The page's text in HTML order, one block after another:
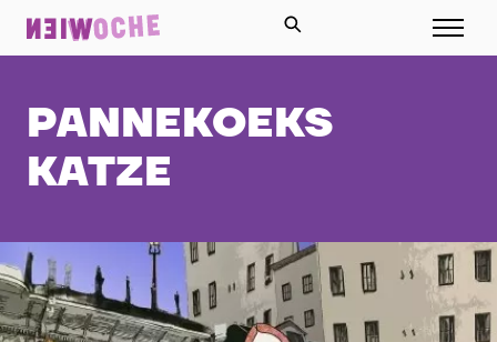
PANNEKOEKS
KATZE